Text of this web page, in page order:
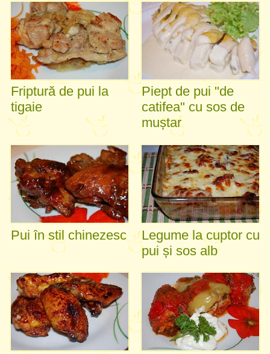
Friptură de pui la
tigaie
Piept de pui "de
catifea" cu sos de
muștar
Pui în stil chinezesc
Legume la cuptor cu
pui și sos alb